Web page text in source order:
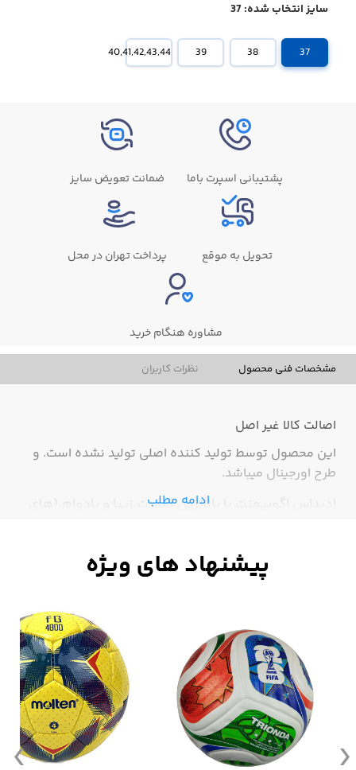
سایز انتخاب شده:37
37
38
39
40,41,42,43,44
پشتیبانی اسپرت باما ضمانت تعویض سایز
تحویل به موقع پرداخت تهران در محل
مشاوره هنگام خرید
مشخصات فنی محصول نظرات کاربران
اصالت کالا غیر اصل
این محصول توسط تولید کننده اصلی تولید نشده است. و
طرح اورجینال میباشد.
ادیداس اگویپمنت با بالاترین کیفیت،زیبا و بادوام،(های
ادامه مطلب